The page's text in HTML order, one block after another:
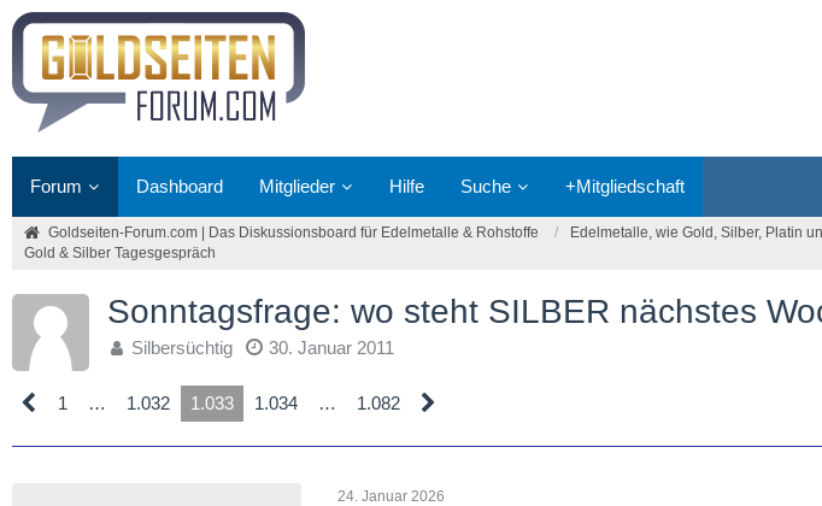
Forum Dashboard Mitglieder Hilfe Suche +Mitgliedschaft
Goldseiten-Forum.com | Das Diskussionsboard für Edelmetalle & Rohstoffe
Edelmetalle, wie Gold, Silber, Platin
Gold & Silber Tagesgespräch
Sonntagsfrage: wo steht SILBER nächstes
Silbersüchtig 30. Januar 2011
1 … 1.032 1.033 1.034 … 1.082
24. Januar 2026